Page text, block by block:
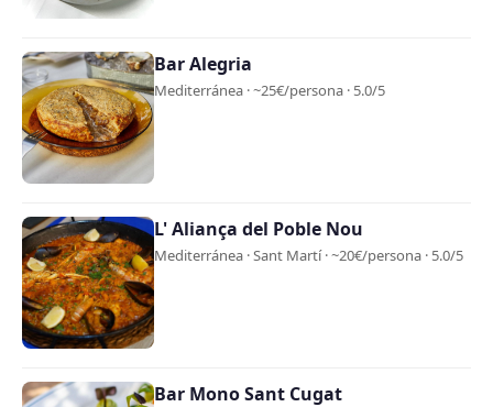
Bar Alegria
Mediterránea · ~25€/persona · 5.0/5
L' Aliança del Poble Nou
Mediterránea · Sant Martí · ~20€/persona · 5.0/5
Bar Mono Sant Cugat